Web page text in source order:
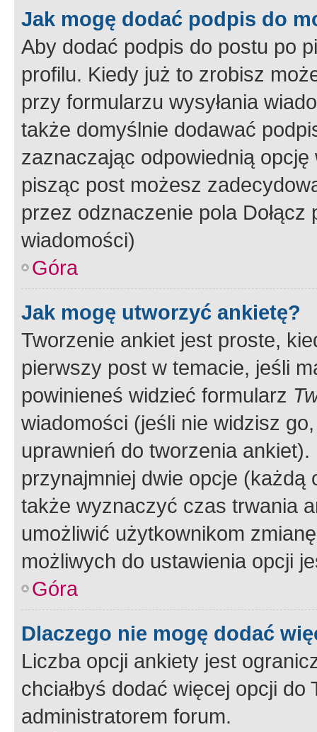
Jak mogę dodać podpis do
Aby dodać podpis do postu po
profilu. Kiedy już to zrobisz
przy formularzu wysyłania
także domyślnie dodawać
zaznaczając odpowiednią
pisząc post możesz
przez odznaczenie pola
wiadomości)
Góra
Jak mogę utworzyć ankietę?
Tworzenie ankiet jest proste,
pierwszy post w temacie, jeśli
powinieneś widzieć formularz
wiadomości (jeśli nie widzisz
uprawnień do tworzenia
przynajmniej dwie opcje
także wyznaczyć czas trwania
umożliwić użytkownikom
możliwych do ustawienia opcji
Góra
Dlaczego nie mogę dodać
Liczba opcji ankiety jest
chciałbyś dodać więcej opcji
administratorem forum.